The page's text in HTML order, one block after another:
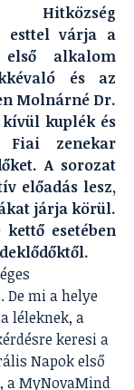
Hitközség
esttel várja a
első alkalom
és az
Molnárné Dr.
kívül kuplék és
Fiai zenekar
A sorozat
előadás lesz,
járja körül.
esetében
mi a helye
léleknek, a
keresi a
Napok első
a MyNovaMind